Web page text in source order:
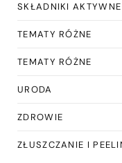
SKŁADNIKI
TEMATY RÓŻNE
TEMATY RÓŻNE
URODA
ZDROWIE
ZŁUSZCZANIE I